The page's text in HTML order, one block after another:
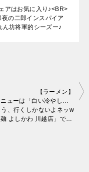
アはお気に入り♪<BR>
の二郎インスパイア
坊将軍的シーズー♪
【ラーメン】
は「白い冷やし担々麺」マジですか!?
う、行くしかないよネッw
よしかわ 川越店」で実食。